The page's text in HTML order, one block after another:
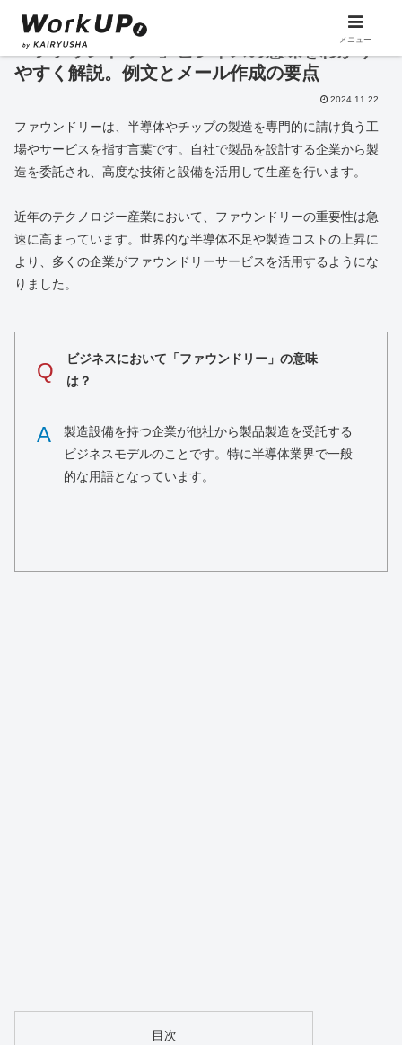
「ファウンドリー」ビジネスの意味をわかり
やすく解説。例文とメール作成の要点
2024.11.22
ファウンドリーは、半導体やチップの製造を専門的に請け負う工
場やサービスを指す言葉です。自社で製品を設計する企業から製
造を委託され、高度な技術と設備を活用して生産を行います。
近年のテクノロジー産業において、ファウンドリーの重要性は急
速に高まっています。世界的な半導体不足や製造コストの上昇に
より、多くの企業がファウンドリーサービスを活用するようにな
りました。
Q
ビジネスにおいて「ファウンドリー」の意味
は？
A
製造設備を持つ企業が他社から製品製造を受託する
ビジネスモデルのことです。特に半導体業界で一般
的な用語となっています。
目次
メニュー